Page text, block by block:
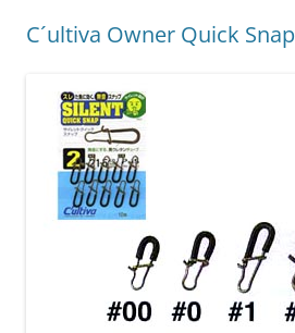
C´ultiva Owner Quick Snap